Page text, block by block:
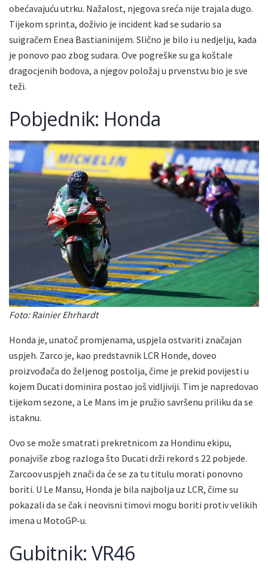
obećavajuću utrku. Nažalost, njegova sreća nije trajala dugo.
Tijekom sprinta, doživio je incident kad se sudario sa
suigračem Enea Bastianinijem. Slično je bilo i u nedjelju, kada
je ponovo pao zbog sudara. Ove pogreške su ga koštale
dragocjenih bodova, a njegov položaj u prvenstvu bio je sve
teži.
Pobjednik: Honda
Foto: Rainier Ehrhardt
Honda je, unatoč promjenama, uspjela ostvariti značajan
uspjeh. Zarco je, kao predstavnik LCR Honde, doveo
proizvođača do željenog postolja, čime je prekid povijesti u
kojem Ducati dominira postao još vidljiviji. Tim je napredovao
tijekom sezone, a Le Mans im je pružio savršenu priliku da se
istaknu.
Ovo se može smatrati prekretnicom za Hondinu ekipu,
ponajviše zbog razloga što Ducati drži rekord s 22 pobjede.
Zarcoov uspjeh znači da će se za tu titulu morati ponovno
boriti. U Le Mansu, Honda je bila najbolja uz LCR, čime su
pokazali da se čak i neovisni timovi mogu boriti protiv velikih
imena u MotoGP-u.
Gubitnik: VR46